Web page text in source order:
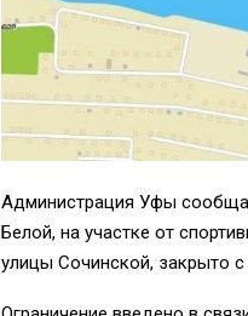
Администрация Уфы
Белой, на участке от
улицы Сочинской, закрыто с